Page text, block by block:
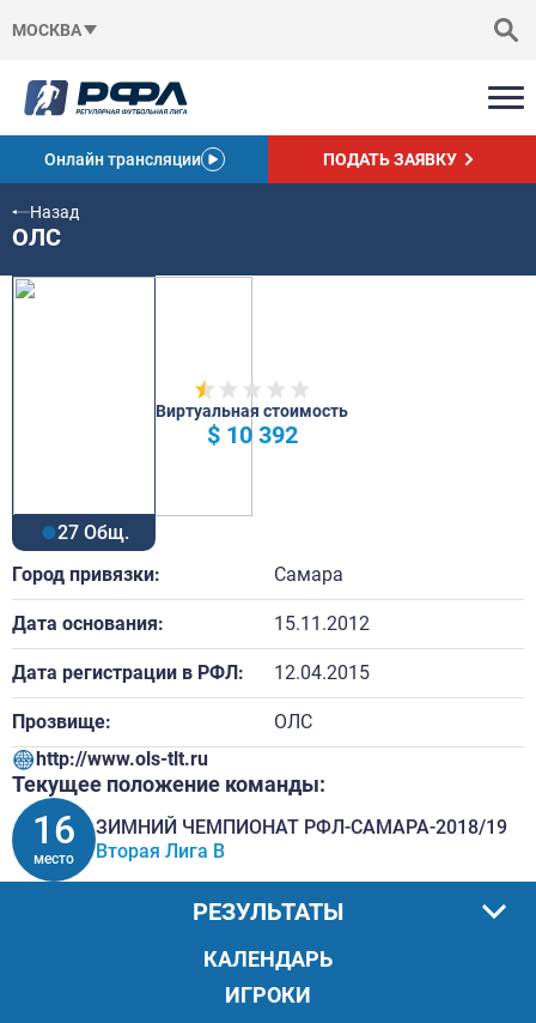
МОСКВА
Онлайн трансляции ПОДАТЬ ЗАЯВКУ
Назад
ОЛС
27 Общ.
Виртуальная стоимость
$ 10 392
Город привязки: Самара
Дата основания: 15.11.2012
Дата регистрации в РФЛ: 12.04.2015
Прозвище:
ОЛС
http://www.ols-tlt.ru
Текущее положение команды:
16
место
ЗИМНИЙ ЧЕМПИОНАТ РФЛ-САМАРА-2018/19
Вторая Лига В
РЕЗУЛЬТАТЫ
КАЛЕНДАРЬ
ИГРОКИ